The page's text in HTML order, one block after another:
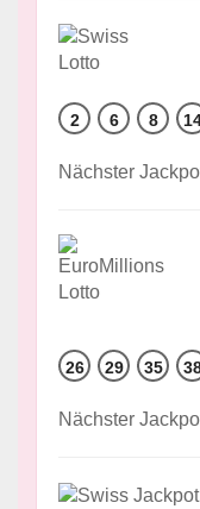
2 6 8
Nächster
26 29 35
Nächster